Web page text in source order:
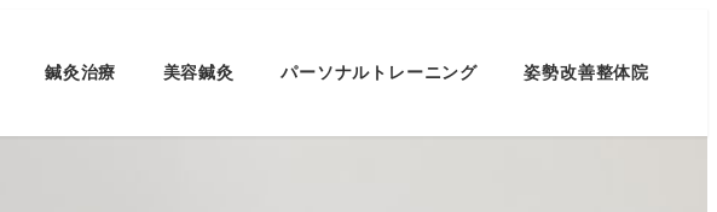
鍼灸治療 美容鍼灸 パーソナルトレーニング 姿勢改善整体院